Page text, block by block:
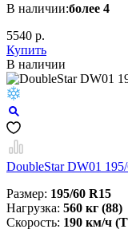
В наличии:более 4
5540 р.
Купить
В наличии
DoubleStar DW01
Размер: 195/60 R15
Нагрузка: 560 кг (88)
Скорость: 190 км/ч